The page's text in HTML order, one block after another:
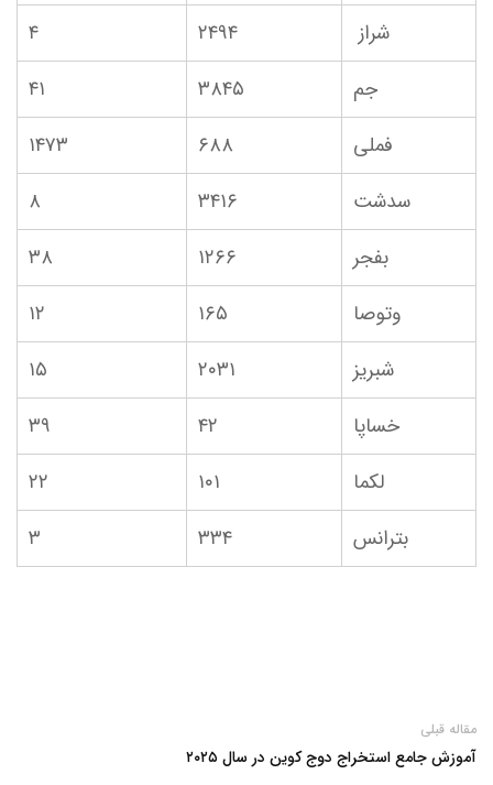
شراز
۲۴۹۴
۴
جم
۳۸۴۵
۴۱
فملی
۶۸۸
۱۴۷۳
سدشت
۳۴۱۶
۸
بفجر
۱۲۶۶
۳۸
وتوصا
۱۶۵
۱۲
شبریز
۲۰۳۱
۱۵
خساپا
۴۲
۳۹
لکما
۱۰۱
۲۲
بترانس
۳۳۴ ۳
مقاله قبلی
آموزش جامع استخراج دوج کوین در سال ۲۰۲۵